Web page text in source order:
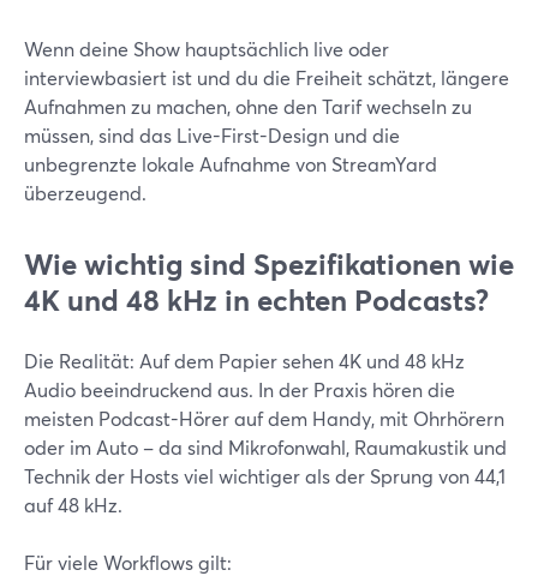
Wenn deine Show hauptsächlich live oder
interviewbasiert ist und du die Freiheit schätzt, längere
Aufnahmen zu machen, ohne den Tarif wechseln zu
müssen, sind das Live-First-Design und die
unbegrenzte lokale Aufnahme von StreamYard
überzeugend.
Wie wichtig sind Spezifikationen wie
4K und 48 kHz in echten Podcasts?
Die Realität: Auf dem Papier sehen 4K und 48 kHz
Audio beeindruckend aus. In der Praxis hören die
meisten Podcast-Hörer auf dem Handy, mit Ohrhörern
oder im Auto – da sind Mikrofonwahl, Raumakustik und
Technik der Hosts viel wichtiger als der Sprung von 44,1
auf 48 kHz.
Für viele Workflows gilt: